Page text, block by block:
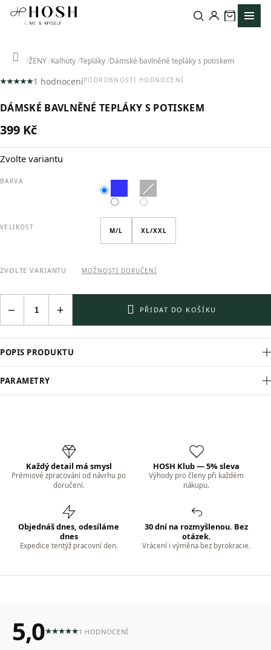
Přejít
Domů
ŽENY Kalhoty Tepláky Dámské bavlněné tepláky s potiskem
Průměrné
produktu
5,0
5
1 hodnoceníPODROBNOSTI HODNOCENÍ
DÁMSKÉ BAVLNĚNÉ TEPLÁKY S POTISKEM
399 Kč
cena:
Zvolte variantu
BARVA
VELIKOST M/L XL/XXL
ZVOLTE VARIANTU MOŽNOSTI DORUČENÍ
+
− PŘIDAT DO KOŠÍKU
POPIS PRODUKTU
PARAMETRY
Každý detail má smysl
Prémiové zpracování od návrhu po
doručení.
HOSH Klub — 5% sleva
Výhody pro členy při každém
nákupu.
Objednáš dnes, odesíláme
dnes
Expedice tentýž pracovní den.
30 dní na rozmyšlenou. Bez
otázek.
Vrácení i výměna bez byrokracie.
5,0 1 HODNOCENÍ